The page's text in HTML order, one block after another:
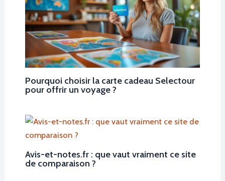
Pourquoi choisir la carte cadeau Selectour
pour offrir un voyage ?
Avis-et-notes.fr : que vaut vraiment ce site
de comparaison ?